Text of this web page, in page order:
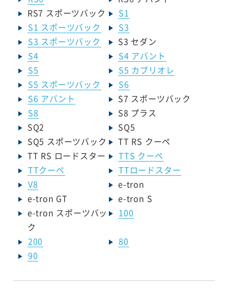
RS7 スポーツバック
S1
S1 スポーツバック
S3
S3 スポーツバック
S3 セダン
S4
S4 アバント
S5
S5 カブリオレ
S5 スポーツバック
S6
S6 アバント
S7 スポーツバック
S8
S8 プラス
SQ2
SQ5
SQ5 スポーツバック
TT RS クーペ
TT RS ロードスター
TTS クーペ
TTクーペ
TTロードスター
V8
e-tron
e-tron GT
e-tron S
e-tron スポーツバッ
ク
100
200
80
90